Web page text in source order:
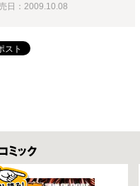
日：2009.10.08
ックス